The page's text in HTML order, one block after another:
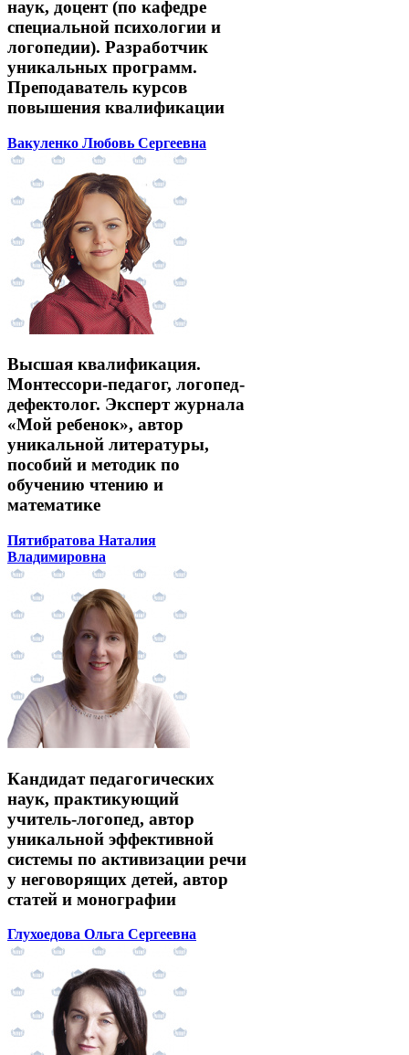
наук, доцент (по кафедре
специальной психологии и
логопедии). Разработчик
уникальных программ.
Преподаватель курсов
повышения квалификации
Вакуленко Любовь Сергеевна
Высшая квалификация.
Монтессори-педагог, логопед-
дефектолог. Эксперт журнала
«Мой ребенок», автор
уникальной литературы,
пособий и методик по
обучению чтению и
математике
Пятибратова Наталия
Владимировна
Кандидат педагогических
наук, практикующий
учитель-логопед, автор
уникальной эффективной
системы по активизации речи
у неговорящих детей, автор
статей и монографии
Глухоедова Ольга Сергеевна